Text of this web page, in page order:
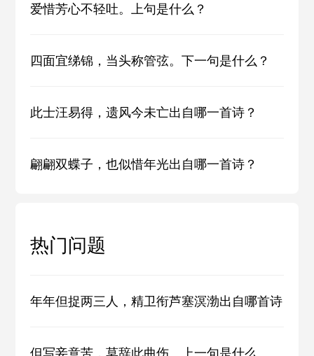
爱惜芳心不轻吐。上句是什么？
四面宜绨锦，当头称管弦。下一句是什么？
此士汪易得，遗风今未亡出自哪一首诗？
翩翩双蝶子，也似惜年光出自哪一首诗？
热门问题
年年但捉两三人，精卫衔芦塞溟渤出自哪首诗
但写妾意苦，莫辞此曲伤。上一句是什么